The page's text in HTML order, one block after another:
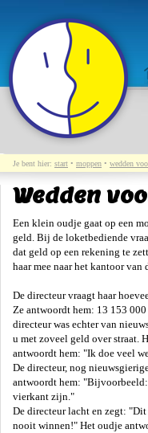
Je bent hier: start • moppen • wedden
Wedden
Een klein oudje gaat op een
geld. Bij de loketbediende
dat geld op een rekening te
haar mee naar het kantoor van
De directeur vraagt haar
Ze antwoordt hem: 13 153
directeur was echter van
u met zoveel geld over straat.
antwoordt hem: "Ik doe veel
De directeur, nog
antwoordt hem:
vierkant zijn."
De directeur lacht en zegt:
nooit winnen!" Het oudje